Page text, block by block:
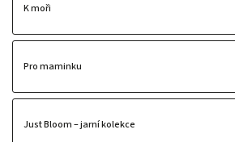
K moři
Pro maminku
Just Bloom – jarní kolekce